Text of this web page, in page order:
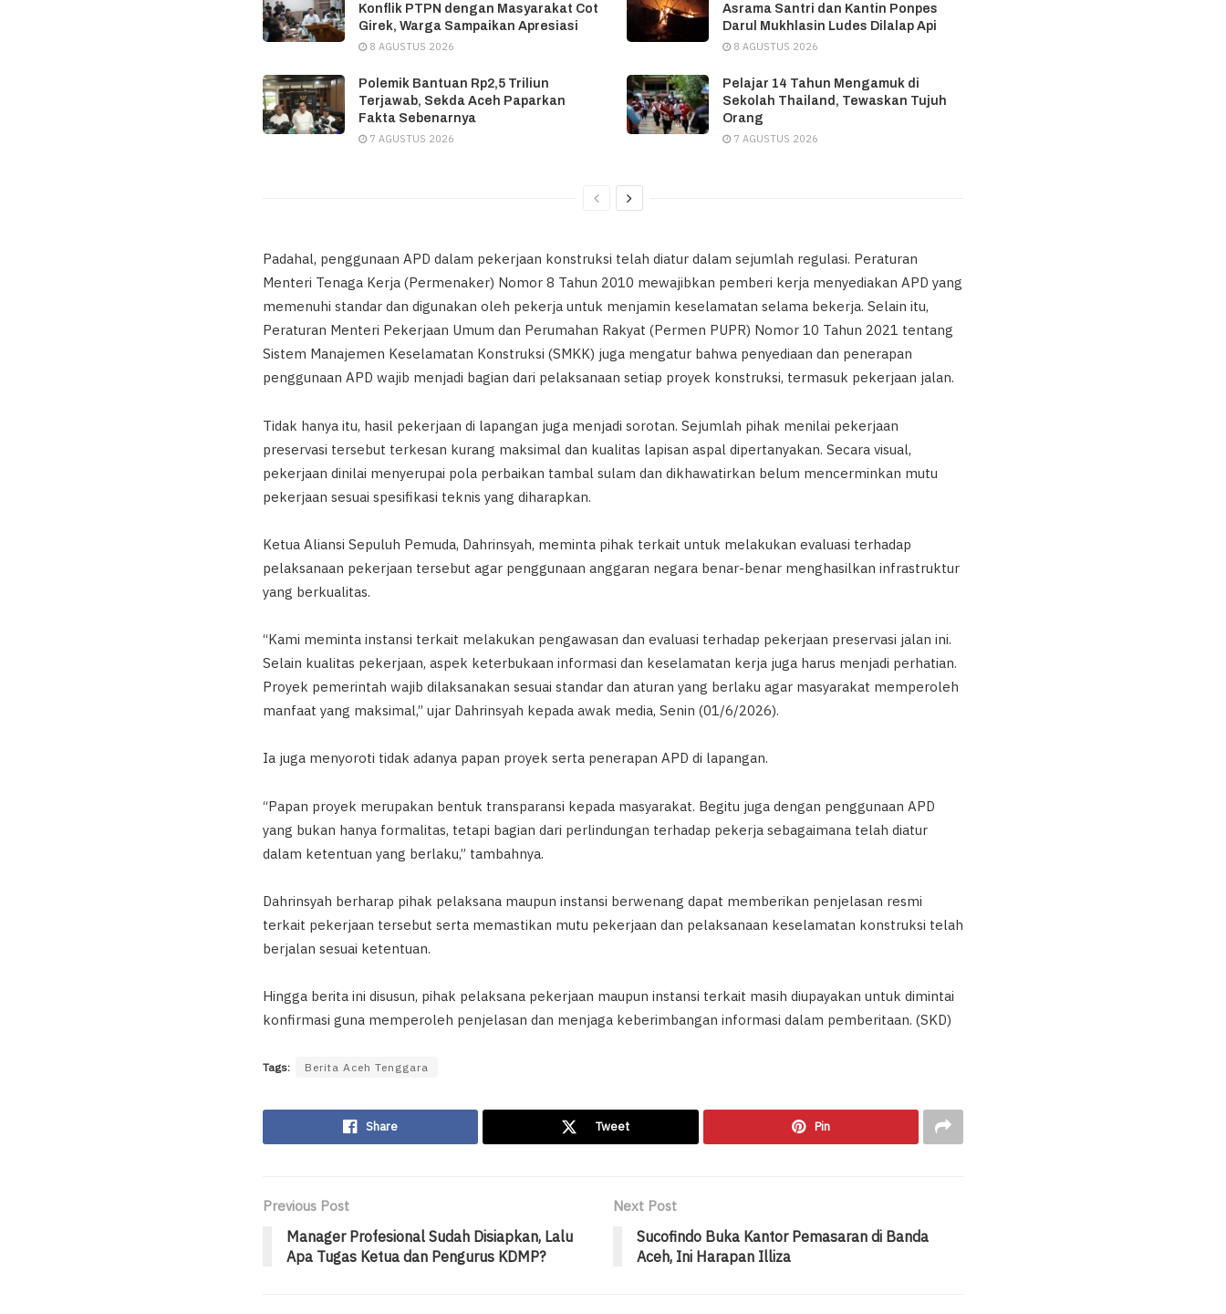
Konflik PTPN dengan Masyarakat Cot
Girek, Warga Sampaikan Apresiasi
8 AGUSTUS 2026
Asrama Santri dan Kantin Ponpes
Darul Mukhlasin Ludes Dilalap Api
8 AGUSTUS 2026
Polemik Bantuan Rp2,5 Triliun
Terjawab, Sekda Aceh Paparkan
Fakta Sebenarnya
7 AGUSTUS 2026
Pelajar 14 Tahun Mengamuk di
Sekolah Thailand, Tewaskan Tujuh
Orang
7 AGUSTUS 2026
Padahal, penggunaan APD dalam pekerjaan konstruksi telah diatur dalam sejumlah regulasi. Peraturan
Menteri Tenaga Kerja (Permenaker) Nomor 8 Tahun 2010 mewajibkan pemberi kerja menyediakan APD yang
memenuhi standar dan digunakan oleh pekerja untuk menjamin keselamatan selama bekerja. Selain itu,
Peraturan Menteri Pekerjaan Umum dan Perumahan Rakyat (Permen PUPR) Nomor 10 Tahun 2021 tentang
Sistem Manajemen Keselamatan Konstruksi (SMKK) juga mengatur bahwa penyediaan dan penerapan
penggunaan APD wajib menjadi bagian dari pelaksanaan setiap proyek konstruksi, termasuk pekerjaan jalan.
Tidak hanya itu, hasil pekerjaan di lapangan juga menjadi sorotan. Sejumlah pihak menilai pekerjaan
preservasi tersebut terkesan kurang maksimal dan kualitas lapisan aspal dipertanyakan. Secara visual,
pekerjaan dinilai menyerupai pola perbaikan tambal sulam dan dikhawatirkan belum mencerminkan mutu
pekerjaan sesuai spesifikasi teknis yang diharapkan.
Ketua Aliansi Sepuluh Pemuda, Dahrinsyah, meminta pihak terkait untuk melakukan evaluasi terhadap
pelaksanaan pekerjaan tersebut agar penggunaan anggaran negara benar-benar menghasilkan infrastruktur
yang berkualitas.
“Kami meminta instansi terkait melakukan pengawasan dan evaluasi terhadap pekerjaan preservasi jalan ini.
Selain kualitas pekerjaan, aspek keterbukaan informasi dan keselamatan kerja juga harus menjadi perhatian.
Proyek pemerintah wajib dilaksanakan sesuai standar dan aturan yang berlaku agar masyarakat memperoleh
manfaat yang maksimal,” ujar Dahrinsyah kepada awak media, Senin (01/6/2026).
Ia juga menyoroti tidak adanya papan proyek serta penerapan APD di lapangan.
“Papan proyek merupakan bentuk transparansi kepada masyarakat. Begitu juga dengan penggunaan APD
yang bukan hanya formalitas, tetapi bagian dari perlindungan terhadap pekerja sebagaimana telah diatur
dalam ketentuan yang berlaku,” tambahnya.
Dahrinsyah berharap pihak pelaksana maupun instansi berwenang dapat memberikan penjelasan resmi
terkait pekerjaan tersebut serta memastikan mutu pekerjaan dan pelaksanaan keselamatan konstruksi telah
berjalan sesuai ketentuan.
Hingga berita ini disusun, pihak pelaksana pekerjaan maupun instansi terkait masih diupayakan untuk dimintai
konfirmasi guna memperoleh penjelasan dan menjaga keberimbangan informasi dalam pemberitaan. (SKD)
Tags: Berita Aceh Tenggara
Share Tweet Pin
Previous Post
Manager Profesional Sudah Disiapkan, Lalu
Apa Tugas Ketua dan Pengurus KDMP?
Next Post
Sucofindo Buka Kantor Pemasaran di Banda
Aceh, Ini Harapan Illiza